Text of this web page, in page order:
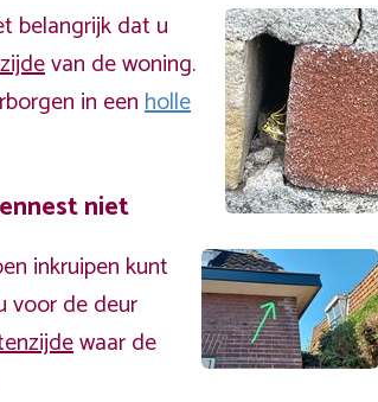
belangrijk dat u
van de woning.
in eenholle
niet
inkruipen kunt
voor de deur
waar de